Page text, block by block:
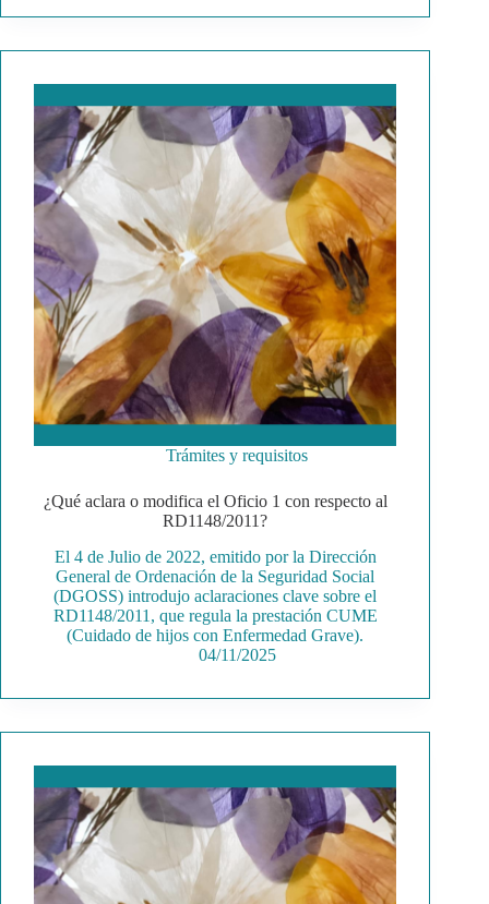
Trámites y requisitos
¿Qué aclara o modifica el Oficio 1 con respecto al
RD1148/2011?
El 4 de Julio de 2022, emitido por la Dirección
General de Ordenación de la Seguridad Social
(DGOSS) introdujo aclaraciones clave sobre el
RD1148/2011, que regula la prestación CUME
(Cuidado de hijos con Enfermedad Grave).
04/11/2025